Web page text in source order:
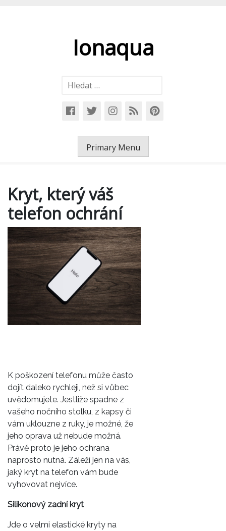
Ionaqua
Vyhledávání
Primary Menu
Kryt, který váš
telefon ochrání
K poškození telefonu může často
dojít daleko rychleji, než si vůbec
uvědomujete. Jestliže spadne z
vašeho nočního stolku, z kapsy či
vám uklouzne z ruky, je možné, že
jeho oprava už nebude možná.
Právě proto je jeho ochrana
naprosto nutná. Záleží jen na vás,
jaký kryt na telefon vám bude
vyhovovat nejvíce.
Silikonový zadní kryt
Jde o velmi elastické kryty na